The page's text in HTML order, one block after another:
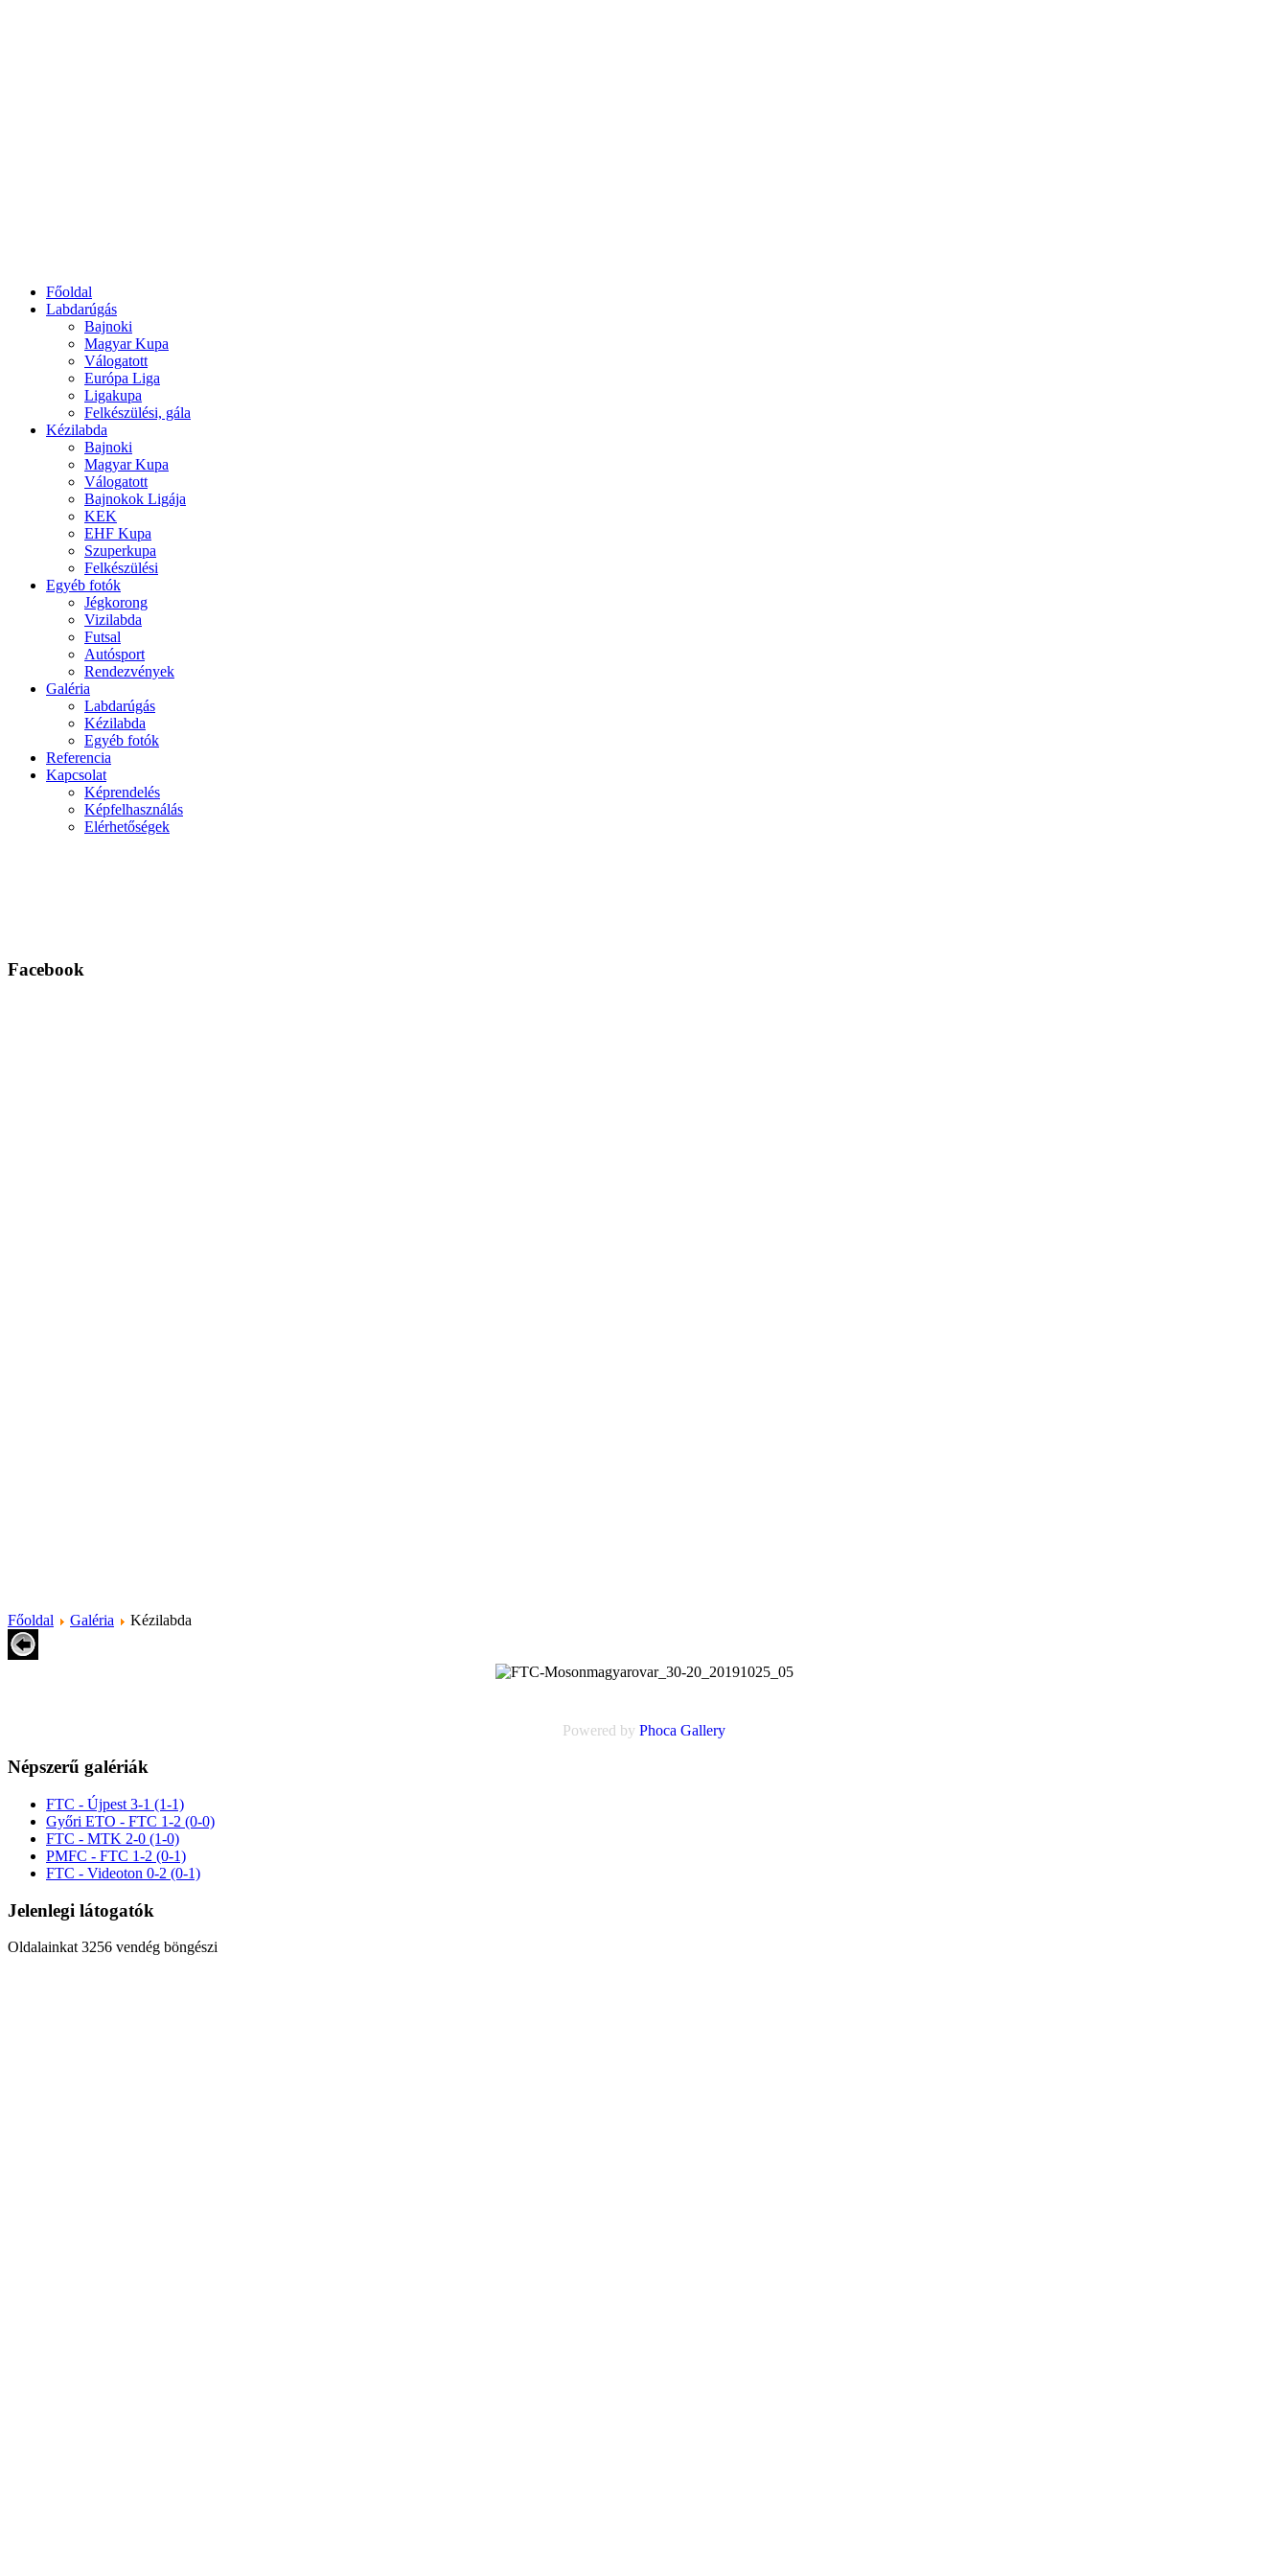
Főoldal
Labdarúgás
Bajnoki
Magyar Kupa
Válogatott
Európa Liga
Ligakupa
Felkészülési, gála
Kézilabda
Bajnoki
Magyar Kupa
Válogatott
Bajnokok Ligája
KEK
EHF Kupa
Szuperkupa
Felkészülési
Egyéb fotók
Jégkorong
Vizilabda
Futsal
Autósport
Rendezvények
Galéria
Labdarúgás
Kézilabda
Egyéb fotók
Referencia
Kapcsolat
Képrendelés
Képfelhasználás
Elérhetőségek
Facebook
Főoldal Galéria Kézilabda
Powered by Phoca Gallery
Népszerű galériák
FTC - Újpest 3-1 (1-1)
Győri ETO - FTC 1-2 (0-0)
FTC - MTK 2-0 (1-0)
PMFC - FTC 1-2 (0-1)
FTC - Videoton 0-2 (0-1)
Jelenlegi látogatók
Oldalainkat 3256 vendég böngészi